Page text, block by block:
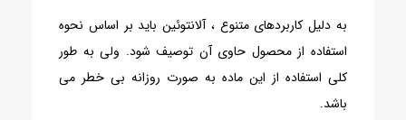
به دلیل کاربردهای متنوع ، آلانتوئین باید بر اساس نحوه
استفاده از محصول حاوی آن توصیف شود. ولی به طور
کلی استفاده از این ماده به صورت روزانه بی خطر می
باشد.